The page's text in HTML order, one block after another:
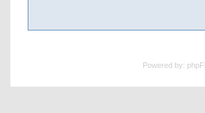
Powered by: